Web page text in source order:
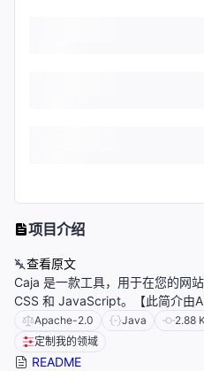
项目介绍
查看原文
Caja 是一款工具，用于在您的网
CSS 和 JavaScript。【此简介由AI
Apache-2.0 Java 2.88
定制我的领域
README